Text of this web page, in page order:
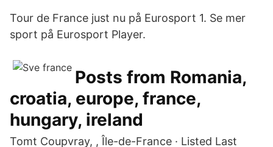
Tour de France just nu på Eurosport 1. Se mer
sport på Eurosport Player.
Posts from Romania,
croatia, europe, france,
hungary, ireland
Tomt Coupvray, , Île-de-France · Listed Last